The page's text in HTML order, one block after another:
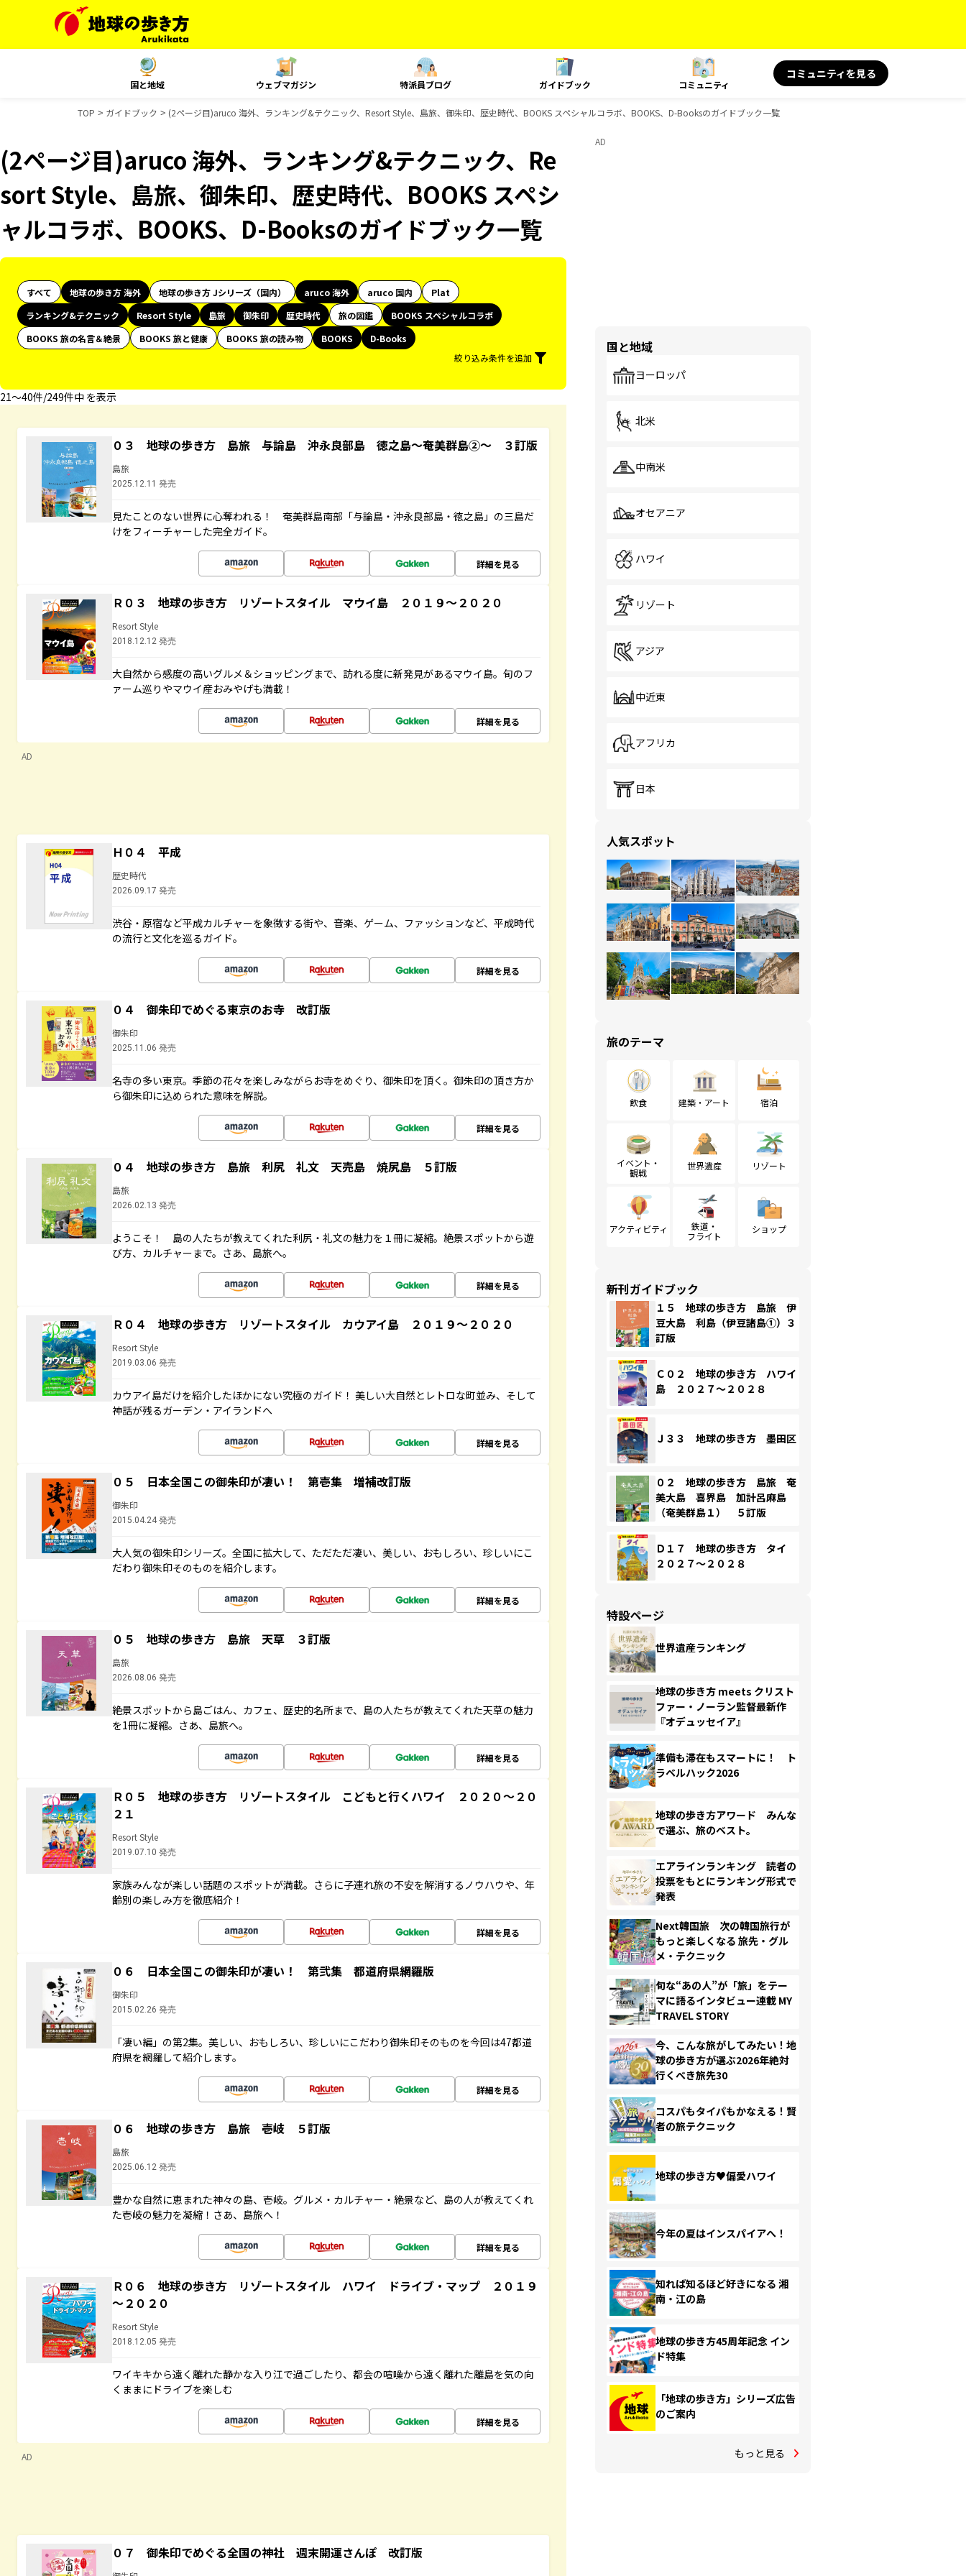
国と地域 ウェブマガジン 特派員ブログ ガイドブック コミュニティ
コミュニティを見る
TOP ガイドブック (2ページ目)aruco 海外、ランキング&テクニック、Resort Style、島旅、御朱印、歴史時代、BOOKS スペシャルコラボ、BOOKS、D-Booksのガイドブック一覧
(2ページ目)aruco 海外、ランキング&テクニック、Re
sort Style、島旅、御朱印、歴史時代、BOOKS スペシ
ャルコラボ、BOOKS、D-Booksのガイドブック一覧
すべて 地球の歩き方 海外 地球の歩き方 Jシリーズ（国内） aruco 海外 aruco 国内
Plat
ランキング&テクニック
Resort Style 島旅 御朱印 歴史時代 旅の図鑑
BOOKS スペシャルコラボ
BOOKS 旅の名言＆絶景
BOOKS 旅と健康 BOOKS 旅の読み物 BOOKS
D-Books
絞り込み条件を追加
21〜40件/249件中 を表示
０３ 地球の歩き方 島旅 与論島 沖永良部島 徳之島～奄美群島②～ ３訂版
島旅
2025.12.11 発売
見たことのない世界に心奪われる！ 奄美群島南部「与論島・沖永良部島・徳之島」の三島だ
けをフィーチャーした完全ガイド。
詳細を見る
Ｒ０３ 地球の歩き方 リゾートスタイル マウイ島 ２０１９～２０２０
Resort Style
2018.12.12 発売
大自然から感度の高いグルメ＆ショッピングまで、訪れる度に新発見があるマウイ島。旬のフ
ァーム巡りやマウイ産おみやげも満載！
詳細を見る
AD
Ｈ０４ 平成
歴史時代
2026.09.17 発売
渋谷・原宿など平成カルチャーを象徴する街や、音楽、ゲーム、ファッションなど、平成時代
の流行と文化を巡るガイド。
詳細を見る
０４ 御朱印でめぐる東京のお寺 改訂版
御朱印
2025.11.06 発売
名寺の多い東京。季節の花々を楽しみながらお寺をめぐり、御朱印を頂く。御朱印の頂き方か
ら御朱印に込められた意味を解説。
詳細を見る
０４ 地球の歩き方 島旅 利尻 礼文 天売島 焼尻島 ５訂版
島旅
2026.02.13 発売
ようこそ！ 島の人たちが教えてくれた利尻・礼文の魅力を１冊に凝縮。絶景スポットから遊
び方、カルチャーまで。さあ、島旅へ。
詳細を見る
Ｒ０４ 地球の歩き方 リゾートスタイル カウアイ島 ２０１９～２０２０
Resort Style
2019.03.06 発売
カウアイ島だけを紹介したほかにない究極のガイド！ 美しい大自然とレトロな町並み、そして
神話が残るガーデン・アイランドへ
詳細を見る
０５ 日本全国この御朱印が凄い！ 第壱集 増補改訂版
御朱印
2015.04.24 発売
大人気の御朱印シリーズ。全国に拡大して、ただただ凄い、美しい、おもしろい、珍しいにこ
だわり御朱印そのものを紹介します。
詳細を見る
０５ 地球の歩き方 島旅 天草 ３訂版
島旅
2026.08.06 発売
絶景スポットから島ごはん、カフェ、歴史的名所まで、島の人たちが教えてくれた天草の魅力
を1冊に凝縮。さあ、島旅へ。
詳細を見る
Ｒ０５ 地球の歩き方 リゾートスタイル こどもと行くハワイ ２０２０～２０
２１
Resort Style
2019.07.10 発売
家族みんなが楽しい話題のスポットが満載。さらに子連れ旅の不安を解消するノウハウや、年
齢別の楽しみ方を徹底紹介！
詳細を見る
０６ 日本全国この御朱印が凄い！ 第弐集 都道府県網羅版
御朱印
2015.02.26 発売
「凄い編」の第2集。美しい、おもしろい、珍しいにこだわり御朱印そのものを今回は47都道
府県を網羅して紹介します。
詳細を見る
０６ 地球の歩き方 島旅 壱岐 ５訂版
島旅
2025.06.12 発売
豊かな自然に恵まれた神々の島、壱岐。グルメ・カルチャー・絶景など、島の人が教えてくれ
た壱岐の魅力を凝縮！さあ、島旅へ！
詳細を見る
Ｒ０６ 地球の歩き方 リゾートスタイル ハワイ ドライブ・マップ ２０１９
～２０２０
Resort Style
2018.12.05 発売
ワイキキから遠く離れた静かな入り江で過ごしたり、都会の喧噪から遠く離れた離島を気の向
くままにドライブを楽しむ
詳細を見る
AD
０７ 御朱印でめぐる全国の神社 週末開運さんぽ 改訂版
AD
国と地域
ヨーロッパ
北米
中南米
オセアニア
ハワイ
リゾート
アジア
中近東
アフリカ
日本
人気スポット
旅のテーマ
飲食 建築・アート 宿泊
イベント・
観戦
世界遺産 リゾート
アクティビティ
鉄道・
フライト
ショップ
新刊ガイドブック
１５ 地球の歩き方 島旅 伊
豆大島 利島（伊豆諸島①）３
訂版
Ｃ０２ 地球の歩き方 ハワイ
島 ２０２７～２０２８
Ｊ３３ 地球の歩き方 墨田区
０２ 地球の歩き方 島旅 奄
美大島 喜界島 加計呂麻島
（奄美群島１） ５訂版
Ｄ１７ 地球の歩き方 タイ
２０２７～２０２８
特設ページ
世界遺産ランキング
地球の歩き方 meets クリスト
ファー・ノーラン監督最新作
『オデュッセイア』
準備も滞在もスマートに！ ト
ラベルハック2026
地球の歩き方アワード みんな
で選ぶ、旅のベスト。
エアラインランキング 読者の
投票をもとにランキング形式で
発表
Next韓国旅 次の韓国旅行が
もっと楽しくなる 旅先・グル
メ・テクニック
旬な“あの人”が「旅」をテー
マに語るインタビュー連載 MY
TRAVEL STORY
今、こんな旅がしてみたい！地
球の歩き方が選ぶ2026年絶対
行くべき旅先30
コスパもタイパもかなえる！賢
者の旅テクニック
地球の歩き方♥偏愛ハワイ
今年の夏はインスパイアへ！
知れば知るほど好きになる 湘
南・江の島
地球の歩き方45周年記念 イン
ド特集
「地球の歩き方」シリーズ広告
のご案内
もっと見る